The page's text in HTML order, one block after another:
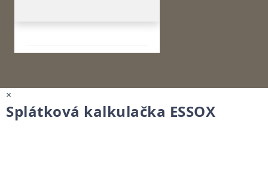
×
Splátková kalkulačka ESSOX